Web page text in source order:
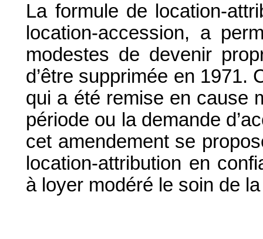
La formule de location-
location-accession, a
modestes de devenir
d’être supprimée en 1971.
qui a été remise en cause
période ou la demande
cet amendement se
location-attribution en
à loyer modéré le soin de